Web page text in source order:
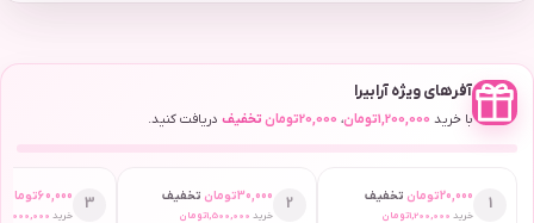
آفرهای ویژه آرابیرا
با خرید 1,200,000تومان، 20,000تومان تخفیف دریافت کنید.
1
20,000تومان تخفیف
خرید 1,200,000تومان
2
30,000تومان تخفیف
خرید 1,500,000تومان
3
60,000تومان
خرید 2,000,000